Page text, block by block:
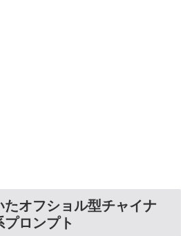
たオフショル型チャイナ
プロンプト